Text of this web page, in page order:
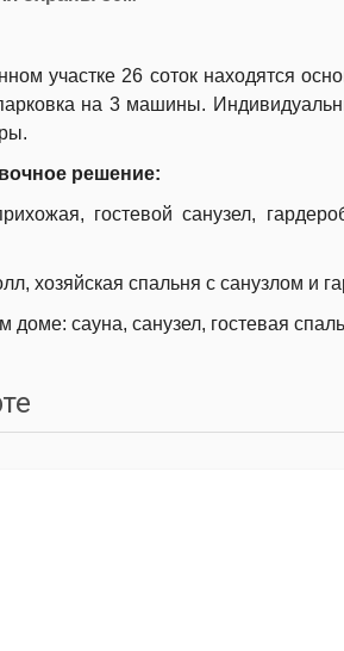
участке 26 соток находятся
на 3 машины.
решение:
гостевой санузел,
хозяйская спальня с санузлом и
доме: сауна, санузел, гостевая